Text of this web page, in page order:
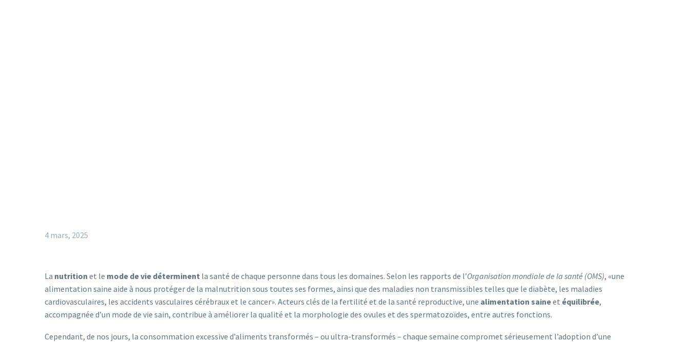
4 mars, 2025
La nutrition et le mode de vie déterminent la santé de chaque personne dans tous les domaines. Selon les rapports de l’Organisation mondiale de la santé (OMS), «une
alimentation saine aide à nous protéger de la malnutrition sous toutes ses formes, ainsi que des maladies non transmissibles telles que le diabète, les maladies
cardiovasculaires, les accidents vasculaires cérébraux et le cancer». Acteurs clés de la fertilité et de la santé reproductive, une alimentation saineet équilibrée,
accompagnée d’un mode de vie sain, contribue à améliorer la qualité et la morphologie des ovules et des spermatozoïdes, entre autres fonctions.
Cependant, de nos jours, la consommation excessive d’aliments transformés – ou ultra-transformés – chaque semaine compromet sérieusement l’adoption d’une